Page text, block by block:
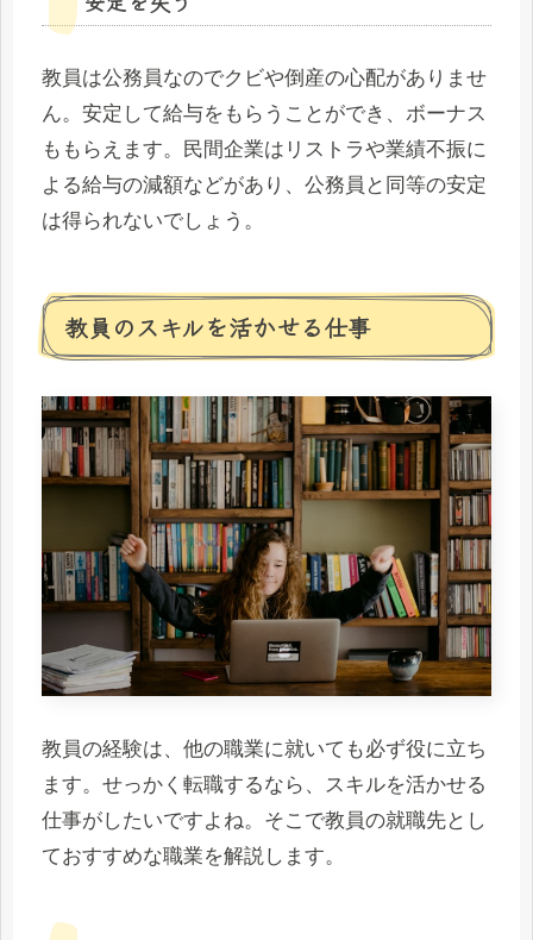
教員は公務員なのでクビや倒産の心配がありませ
ん。安定して給与をもらうことができ、ボーナス
ももらえます。民間企業はリストラや業績不振に
よる給与の減額などがあり、公務員と同等の安定
は得られないでしょう。
教員のスキルを活かせる仕事
教員の経験は、他の職業に就いても必ず役に立ち
ます。せっかく転職するなら、スキルを活かせる
仕事がしたいですよね。そこで教員の就職先とし
ておすすめな職業を解説します。